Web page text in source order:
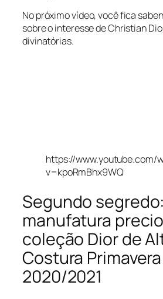
No próximo vídeo, você fica
sobre o interesse de Christian
divinatórias.
https://www.youtube.com/
v=kpoRmBhx9WQ
Segundo
manufatura
coleção Dior de
Costura
2020/2021